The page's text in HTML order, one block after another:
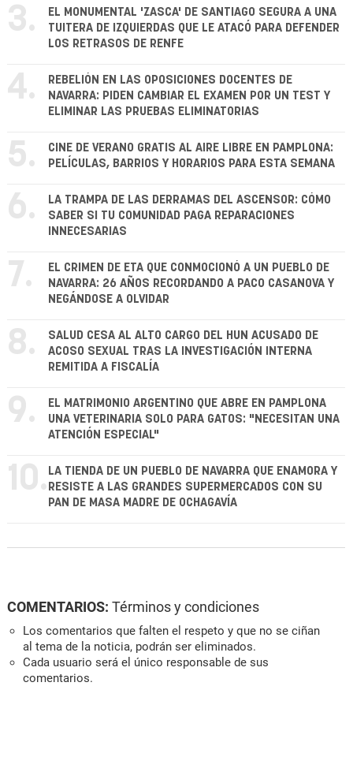
3.
EL MONUMENTAL 'ZASCA' DE SANTIAGO SEGURA A UNA
TUITERA DE IZQUIERDAS QUE LE ATACÓ PARA DEFENDER
LOS RETRASOS DE RENFE
4.
REBELIÓN EN LAS OPOSICIONES DOCENTES DE
NAVARRA: PIDEN CAMBIAR EL EXAMEN POR UN TEST Y
ELIMINAR LAS PRUEBAS ELIMINATORIAS
5.
CINE DE VERANO GRATIS AL AIRE LIBRE EN PAMPLONA:
PELÍCULAS, BARRIOS Y HORARIOS PARA ESTA SEMANA
6.
LA TRAMPA DE LAS DERRAMAS DEL ASCENSOR: CÓMO
SABER SI TU COMUNIDAD PAGA REPARACIONES
INNECESARIAS
7.
EL CRIMEN DE ETA QUE CONMOCIONÓ A UN PUEBLO DE
NAVARRA: 26 AÑOS RECORDANDO A PACO CASANOVA Y
NEGÁNDOSE A OLVIDAR
8.
SALUD CESA AL ALTO CARGO DEL HUN ACUSADO DE
ACOSO SEXUAL TRAS LA INVESTIGACIÓN INTERNA
REMITIDA A FISCALÍA
9.
EL MATRIMONIO ARGENTINO QUE ABRE EN PAMPLONA
UNA VETERINARIA SOLO PARA GATOS: "NECESITAN UNA
ATENCIÓN ESPECIAL"
10. LA TIENDA DE UN PUEBLO DE NAVARRA QUE ENAMORA Y
RESISTE A LAS GRANDES SUPERMERCADOS CON SU
PAN DE MASA MADRE DE OCHAGAVÍA
COMENTARIOS: Términos y condiciones
Los comentarios que falten el respeto y que no se ciñan
al tema de la noticia, podrán ser eliminados.
Cada usuario será el único responsable de sus
comentarios.